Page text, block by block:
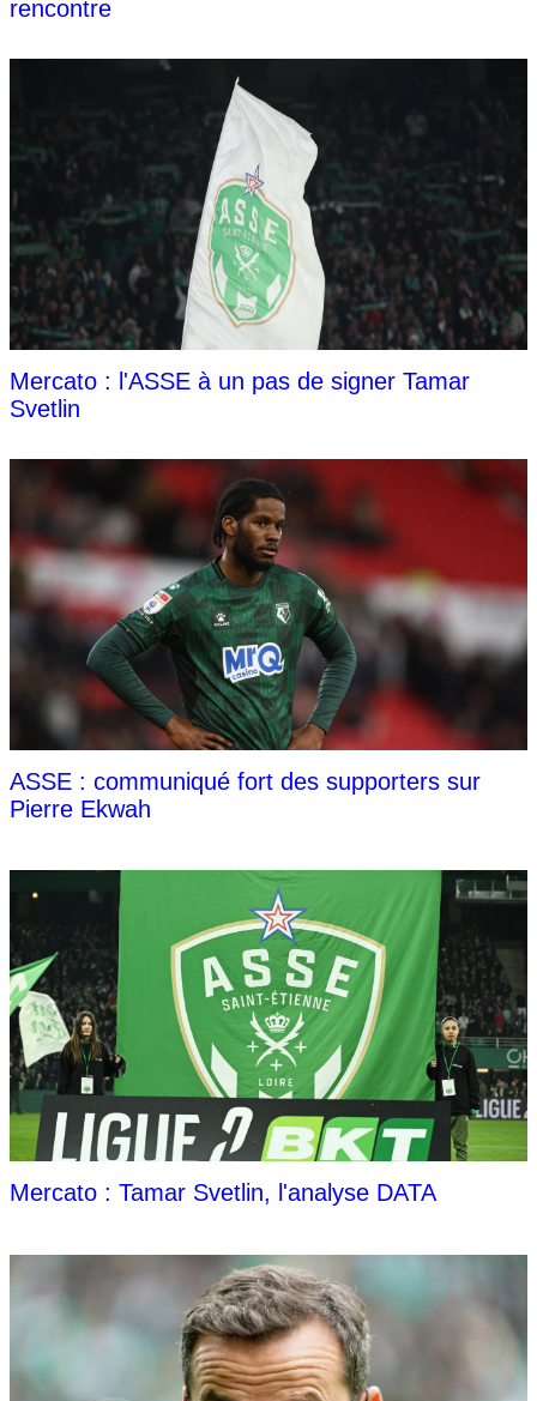
rencontre
Mercato : l'ASSE à un pas de signer Tamar
Svetlin
ASSE : communiqué fort des supporters sur
Pierre Ekwah
Mercato : Tamar Svetlin, l'analyse DATA